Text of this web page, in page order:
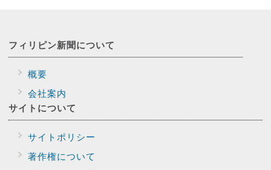
フィリピン新聞について
概要
会社案内
サイトについて
サイトポリシー
著作権について